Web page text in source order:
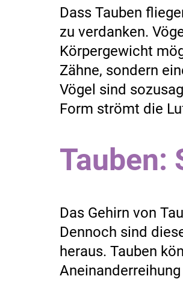
Dass Tauben
zu verdanken.
Körpergewicht
Zähne, sondern
Vögel sind
Form strömt die
Tauben:
Das Gehirn von
Dennoch sind
heraus. Tauben